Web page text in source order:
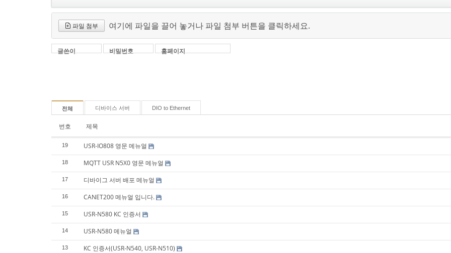
파일 첨부 여기에 파일을 끌어 놓거나 파일 첨부 버튼을 클릭하세요.
글쓴이 비밀번호 홈페이지
전체 디바이스 서버 DIO to Ethernet
번호 제목
19 USR-IO808 영문 메뉴얼
18 MQTT USR N5X0 영문 메뉴얼
17 디바이그 서버 배포 메뉴얼
16 CANET200 메뉴얼 입니다.
15 USR-N580 KC 인증서
14 USR-N580 메뉴얼
13 KC 인증서(USR-N540, USR-N510)